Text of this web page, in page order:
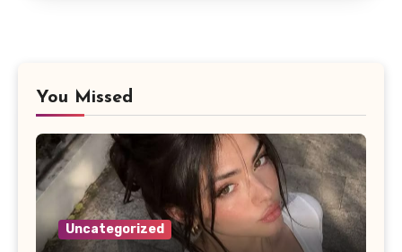
You Missed
Uncategorized